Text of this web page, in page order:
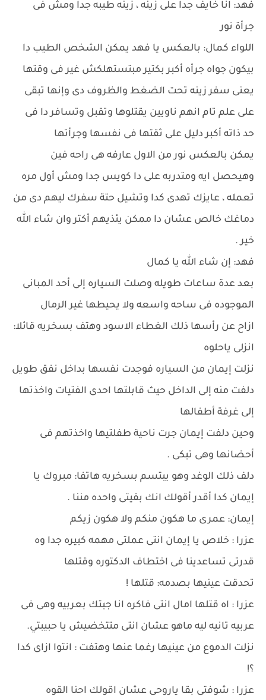
فهد: انا خايف جدا على زينه ، زينه طيبه جدا ومش فى
جرأة نور
اللواء كمال: بالعكس يا فهد يمكن الشخص الطيب دا
بيكون جواه جرأه أكبر بكتير مبتستهلكش غير فى وقتها
يعنى سفر زينه تحت الضغط والظروف دى وإنها تبقى
على علم تام انهم ناويين يقتلوها وتقبل وتسافر دا فى
حد ذاته أكبر دليل على ثقتها فى نفسها وجرأتها
يمكن بالعكس نور من الاول عارفه هى راحه فين
وهيحصل ايه ومتدربه على دا كويس جدا ومش أول مره
تعمله ، عايزك تهدى كدا وتشيل حتة سفرك ليهم دى من
دماغك خالص عشان دا ممكن يئذيهم أكتر وان شاء الله
خير .
فهد: إن شاء الله يا كمال
بعد عدة ساعات طويله وصلت السياره إلى أحد المبانى
الموجوده فى ساحه واسعه ولا يحيطها غير الرمال
ازاح عن رأسها ذلك الغطاء الاسود وهتف بسخريه قائلا:
انزلى ياحلوه
نزلت إيمان من السياره فوجدت نفسها بداخل نفق طويل
دلفت منه إلى الداخل حيث قابلتها احدى الفتيات واخذتها
إلى غرفة أطفالها
وحين دلفت إيمان جرت ناحية طفلتيها واخذتهم فى
أحضانها وهى تبكى .
دلف ذلك الوغد وهو يبتسم بسخريه هاتفا: مبروك يا
إيمان كدا أقدر أقولك انك بقيتى واحده مننا .
إيمان: عمرى ما هكون منكم ولا هكون زيكم
عزرا : خلاص يا إيمان انتى عملتى مهمه كبيره جدا وه
قدرتى تساعدينا فى اختطاف الدكتوره وقتلها
تحدقت عينيها بصدمه: قتلها !
عزرا : اه قتلها امال انتى فاكره انا جبتك بعربيه وهى فى
عربيه تانيه ليه ماهو عشان انتى متتخضيش يا حبيبتي.
نزلت الدموع من عينيها رغما عنها وهتفت : انتوا ازاى كدا
؟!
عزرا : شوفتى بقا ياروحى عشان اقولك احنا القوه